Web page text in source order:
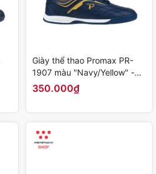
Giày thể thao Promax PR-
1907 màu "Navy/Yellow" -
Hàng Chính Hãng
350.000₫